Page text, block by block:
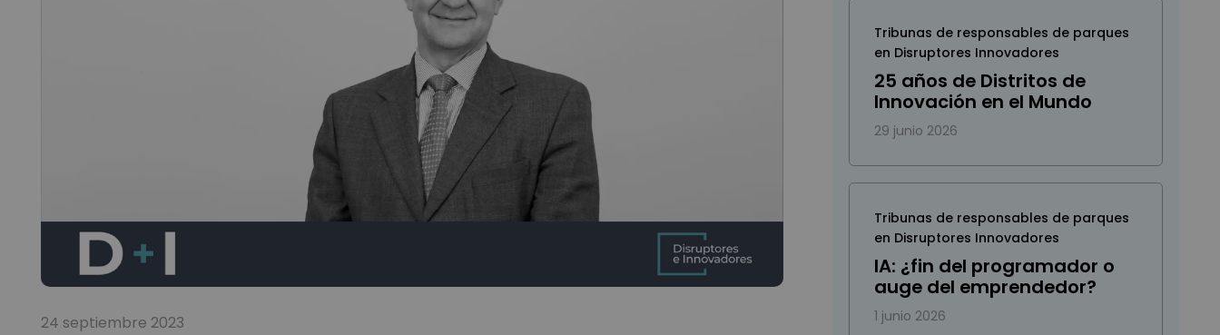
24 septiembre 2023
Tribunas de responsables de parques
en Disruptores Innovadores
25 años de Distritos de
Innovación en el Mundo
29 junio 2026
Tribunas de responsables de parques
en Disruptores Innovadores
IA: ¿fin del programador o
auge del emprendedor?
1 junio 2026